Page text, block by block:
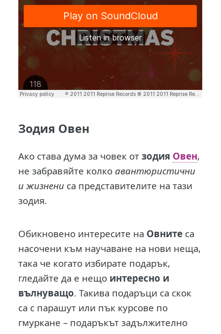
Зодия Овен
Ако става дума за човек отзодия Овен,
не забравяйте колко авантюристични
и жизнени са представителите на тази
зодия.
Обикновено интересите на Овните са
насочени към научаване на нови неща,
така че когато избирате подарък,
гледайте да е нещо интересно и
вълнуващо. Такива подаръци са скок
са с парашут или пък курсове по
гмуркане – подаръкът задължително